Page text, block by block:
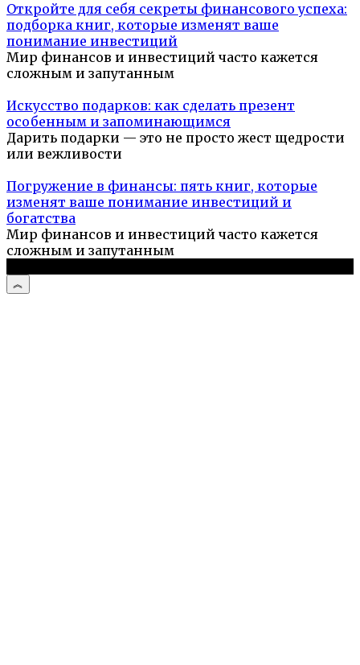
Откройте для себя секреты финансового успеха:
подборка книг, которые изменят ваше
понимание инвестиций
Мир финансов и инвестиций часто кажется
сложным и запутанным
Искусство подарков: как сделать презент
особенным и запоминающимся
Дарить подарки — это не просто жест щедрости
или вежливости
Погружение в финансы: пять книг, которые
изменят ваше понимание инвестиций и
богатства
Мир финансов и инвестиций часто кажется
сложным и запутанным